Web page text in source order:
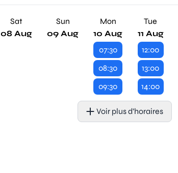
Sat
08 Aug
Sun
09 Aug
Mon
10 Aug
07:30
08:30
09:30
Tue
11 Aug
12:00
13:00
14:00
Voir plus d’horaires